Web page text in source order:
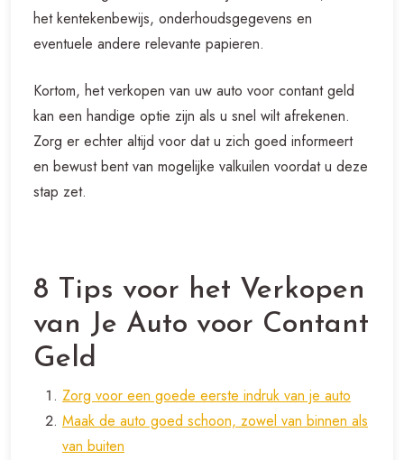
het kentekenbewijs, onderhoudsgegevens en
eventuele andere relevante papieren.
Kortom, het verkopen van uw auto voor contant geld
kan een handige optie zijn als u snel wilt afrekenen.
Zorg er echter altijd voor dat u zich goed informeert
en bewust bent van mogelijke valkuilen voordat u deze
stap zet.
8 Tips voor het Verkopen
van Je Auto voor Contant
Geld
Zorg voor een goede eerste indruk van je auto
Maak de auto goed schoon, zowel van binnen als
van buiten